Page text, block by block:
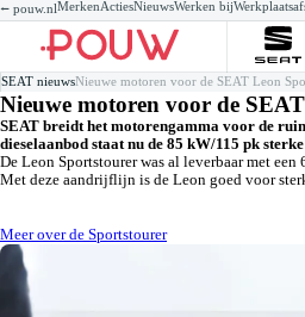
⭠ pouw.nlMerkenActiesNieuwsWerken bij
SEAT voorraad
Nieuw
SEAT voorraad
Gebruikt
Demo's
Elektrisch
Hybride
SEAT Private lease
SEAT private lease acties
Private lease een nieuwe SEAT
Private lease een gebruikte SEAT
Zakelijke lease
Acties
Voorraad
Leasevormen
XLLease
Wagenparkbeheer
Werkzaamheden
Werkplaatsafspraak maken
Onderhoudsbeurt
APK
Airco
Banden
Checks
Alle werkzaamheden
SEAT nieuwsNieuwe motoren voor de SEAT Leon
Nieuwe motoren voor de
SEAT breidt het motorengamma voor de
dieselaanbod staat nu de 85 kW/115 pk
De Leon Sportstourer was al leverbaar met
Met deze aandrijflijn is de Leon goed voor
Meer over de Sportstourer